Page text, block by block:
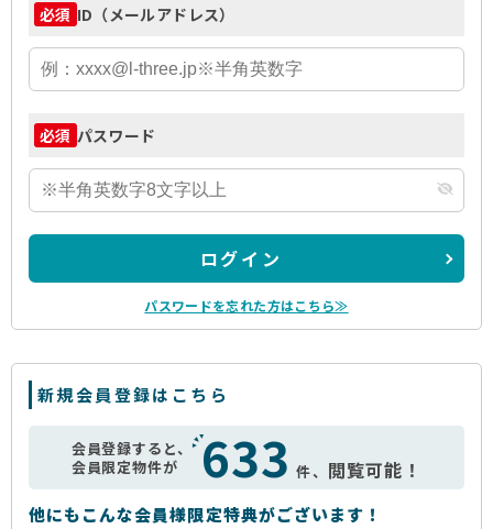
必須 ID（メールアドレス）
必須 パスワード
ログイン
パスワードを忘れた方はこちら≫
新規会員登録はこちら
会員登録すると、
会員限定物件が
633 件、 閲覧可能！
他にもこんな会員様限定特典がございます！